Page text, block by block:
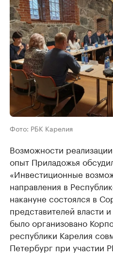
Фото: РБК Карелия
Возможности
опыт Приладожья
«Инвестиционные
направления в
накануне состоялся в
представителей власти
было организовано
республики Карелия
Петербург при участии